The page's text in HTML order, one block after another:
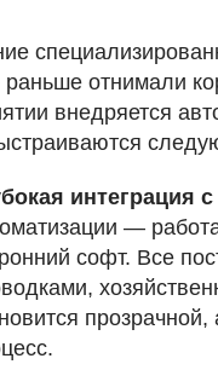
раньше отнимали
внедряется
интеграция
—
софт. Все